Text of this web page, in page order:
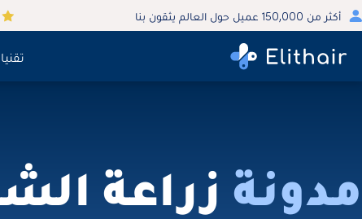
أكثر من 150,000 عميل حول العالم يثقون بنا
مدونة زراعة